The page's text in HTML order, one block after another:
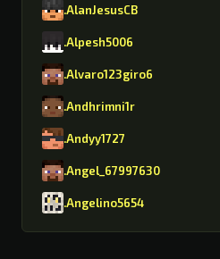
.AlanJesusCB
.Alpesh5006
.Alvaro123giro6
.Andhrimni1r
.Andyy1727
.Angel_67997630
.Angelino5654
.AntonioGMR8630